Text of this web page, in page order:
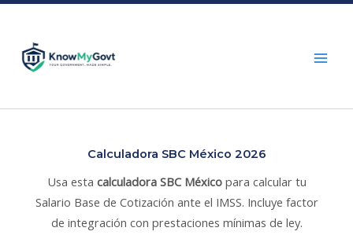
content
Calculadora SBC México 2026
Usa esta calculadora SBC Méxicopara calcular tu
Salario Base de Cotización ante el IMSS. Incluye factor
de integración con prestaciones mínimas de ley.